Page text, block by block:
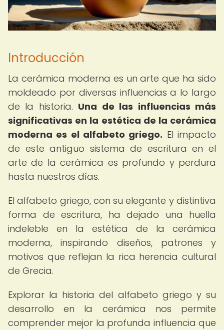
Introducción
La cerámica moderna es un arte que ha sido
moldeado por diversas influencias a lo largo
de la historia. Una de las influencias más
significativas en la estética de la cerámica
moderna es el alfabeto griego. El impacto
de este antiguo sistema de escritura en el
arte de la cerámica es profundo y perdura
hasta nuestros días.
El alfabeto griego, con su elegante y distintiva
forma de escritura, ha dejado una huella
indeleble en la estética de la cerámica
moderna, inspirando diseños, patrones y
motivos que reflejan la rica herencia cultural
de Grecia.
Explorar la historia del alfabeto griego y su
desarrollo en la cerámica nos permite
comprender mejor la profunda influencia que